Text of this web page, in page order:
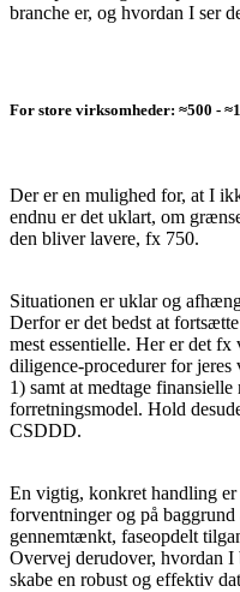
branche er, og hvordan I ser
For store virksomheder: ≈500 -
Der er en mulighed for, at I
endnu er det uklart, om
den bliver lavere, fx 750.
Situationen er uklar og
Derfor er det bedst at
mest essentielle. Her er det
diligence-procedurer for
1) samt at medtage
forretningsmodel. Hold
CSDDD.
En vigtig, konkret handling er
forventninger og på baggrund
gennemtænkt, faseopdelt
Overvej derudover, hvordan I
skabe en robust og effektiv